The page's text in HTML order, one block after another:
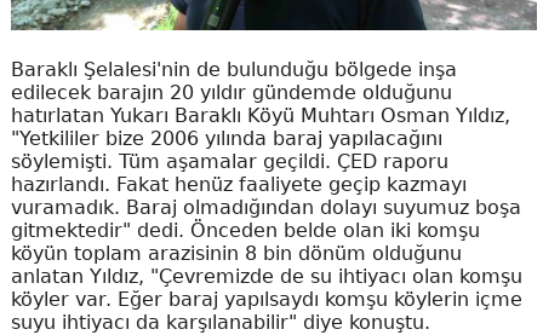
Baraklı Şelalesi'nin de bulunduğu bölgede inşa
edilecek barajın 20 yıldır gündemde olduğunu
hatırlatan Yukarı Baraklı Köyü Muhtarı Osman Yıldız,
"Yetkililer bize 2006 yılında baraj yapılacağını
söylemişti. Tüm aşamalar geçildi. ÇED raporu
hazırlandı. Fakat henüz faaliyete geçip kazmayı
vuramadık. Baraj olmadığından dolayı suyumuz boşa
gitmektedir" dedi. Önceden belde olan iki komşu
köyün toplam arazisinin 8 bin dönüm olduğunu
anlatan Yıldız, "Çevremizde de su ihtiyacı olan komşu
köyler var. Eğer baraj yapılsaydı komşu köylerin içme
suyu ihtiyacı da karşılanabilir" diye konuştu.